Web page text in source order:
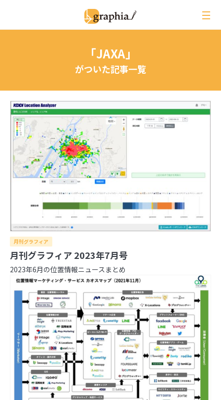
ジ
レビュー
イベントレポート
ジオ用語解説
月刊グラフィア
コラム
インタビュー
2026年
8月
7月 6月 5月 4月 3月
2025年
12月
11月 10月 9月 8月 7月
4月
3月
2月 1月
2024年
12月
11月 10月 9月 8月 7月 6月 5月
4月
3月
2月 1月
2023年
12月
11月 10月 9月 8月 7月 6月 5月
3月
2月 1月
2022年
12月
11月 10月 9月 8月 7月 6月 5月
4月
3月
2月 1月
2021年
12月
11月 10月 9月 8月 7月 6月 5月
4月
3月
2月 1月
日本の住所の課題を識者が語る「うわっ…日本の
住所表記、ヤバすぎ？解決策をダラダラ語る会」
イベントレポート
「JAXA」
がついた記事一覧
月刊グラフィア
月刊グラフィア 2023年7月号
2023年6月の位置情報ニュースまとめ